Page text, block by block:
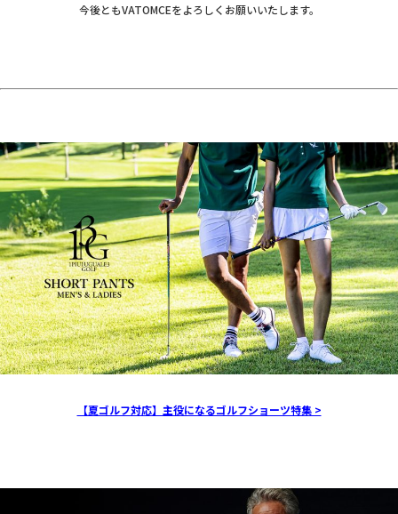
今後ともVATOMCEをよろしくお願いいたします。
【夏ゴルフ対応】主役になるゴルフショーツ特集 >